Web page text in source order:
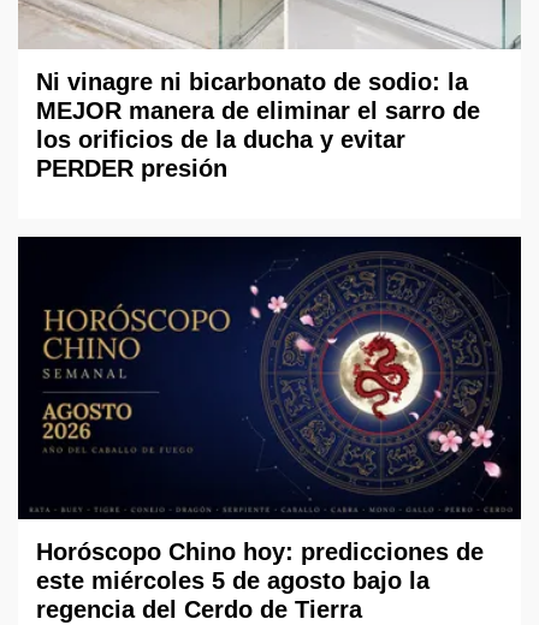
Ni vinagre ni bicarbonato de sodio: la
MEJOR manera de eliminar el sarro de
los orificios de la ducha y evitar
PERDER presión
Horóscopo Chino hoy: predicciones de
este miércoles 5 de agosto bajo la
regencia del Cerdo de Tierra